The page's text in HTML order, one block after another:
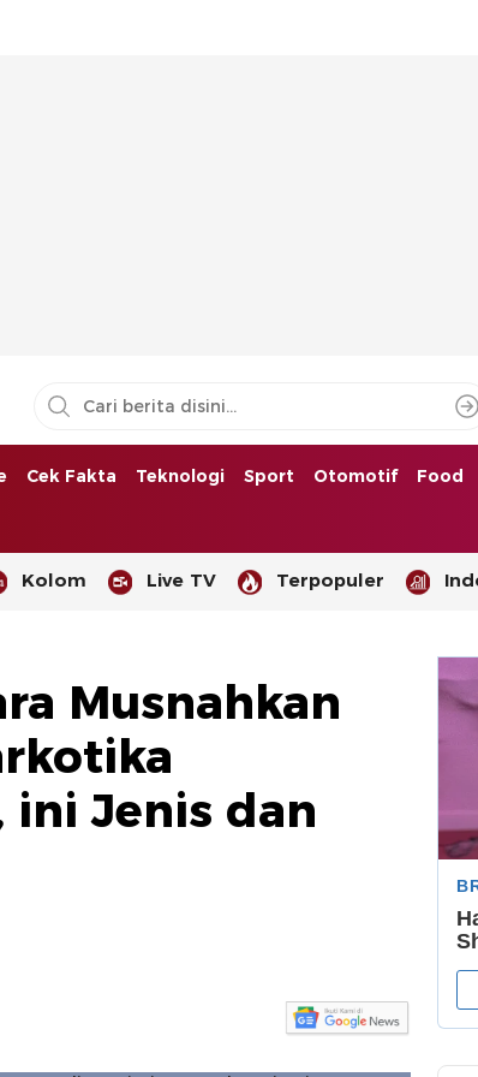
Cek Fakta Teknologi Sport Otomotif Food
Kolom Live TV Terpopuler
Musnahkan
ini Jenis dan